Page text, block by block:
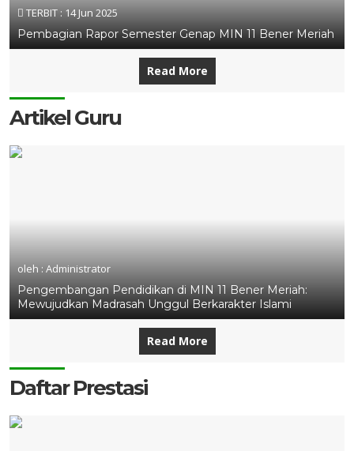
TERBIT : 14 Jun 2025
Pembagian Rapor Semester Genap MIN 11 Bener Meriah
Read More
Artikel Guru
oleh : Administrator
Pengembangan Pendidikan di MIN 11 Bener Meriah:
Mewujudkan Madrasah Unggul Berkarakter Islami
Read More
Daftar Prestasi